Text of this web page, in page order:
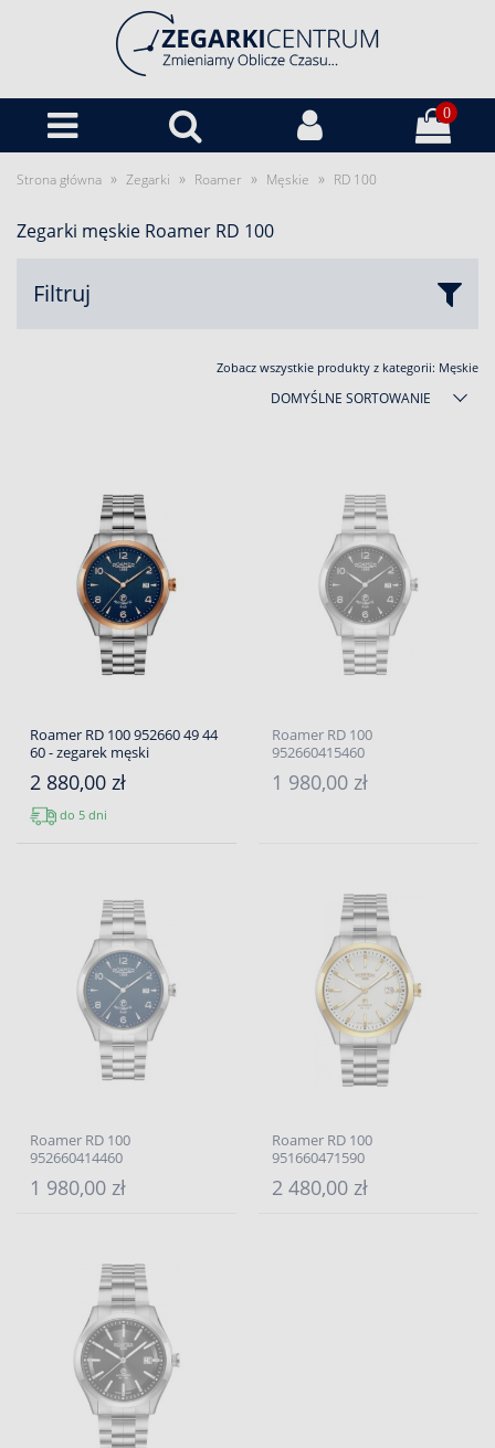
0
Strona główna » Zegarki » Roamer » Męskie » RD 100
Zegarki męskie Roamer RD 100
Filtruj
Zobacz wszystkie produkty z kategorii: Męskie
DOMYŚLNE SORTOWANIE
Roamer RD 100 952660 49 44
60 - zegarek męski
2 880,00 zł
do 5 dni
Roamer RD 100
952660415460
1 980,00 zł
Roamer RD 100
952660414460
1 980,00 zł
Roamer RD 100
951660471590
2 480,00 zł